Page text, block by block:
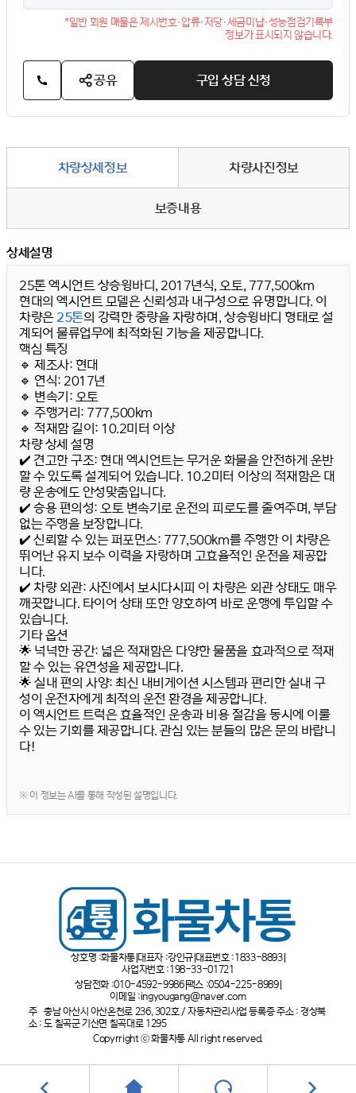
*일반 회원 매물은 제시번호·압류·저당·세금미납·성능점검기록부
정보가 표시되지 않습니다.
공유 구입 상담 신청
차량상세정보 차량사진정보
보증내용
상세설명
25톤 엑시언트 상승윙바디, 2017년식, 오토, 777,500km
현대의엑시언트 모델은 신뢰성과 내구성으로 유명합니다. 이
차량은 25톤의 강력한 중량을 자랑하며, 상승윙바디 형태로 설
계되어 물류업무에 최적화된 기능을 제공합니다.
핵심 특징
🔹제조사: 현대
🔹 연식: 2017년
🔹 변속기: 오토
🔹주행거리: 777,500km
🔹적재함 길이: 10.2미터 이상
차량 상세 설명
✔️견고한 구조: 현대 엑시언트는 무거운 화물을 안전하게 운반
할 수 있도록 설계되어 있습니다. 10.2미터 이상의 적재함은 대
량 운송에도 안성맞춤입니다.
✔️승용 편의성: 오토 변속기로 운전의 피로도를 줄여주며, 부담
없는 주행을 보장합니다.
✔️신뢰할 수 있는 퍼포먼스: 777,500km를 주행한 이 차량은
뛰어난 유지 보수 이력을 자랑하며 고효율적인 운전을 제공합
니다.
✔️ 차량 외관: 사진에서 보시다시피 이 차량은 외관 상태도 매우
깨끗합니다. 타이어 상태 또한 양호하여 바로 운행에 투입할 수
있습니다.
기타 옵션
🌟 넉넉한 공간: 넓은 적재함은 다양한 물품을 효과적으로 적재
할 수 있는 유연성을 제공합니다.
🌟실내 편의 사양: 최신 내비게이션 시스템과 편리한 실내 구
성이 운전자에게 최적의 운전 환경을 제공합니다.
이 엑시언트 트럭은 효율적인 운송과 비용 절감을 동시에 이룰
수 있는 기회를 제공합니다. 관심 있는 분들의 많은 문의 바랍니
다!
※ 이 정보는 AI를 통해 작성된 설명입니다.
상호명 :화물차통 대표자 :강인규 대표번호 :1833-8893
사업자번호 :198-33-01721
상담전화 :010-4592-9986 팩스 :0504-225-8989
이메일 :ingyougang@naver.com
주
소 :
충남 아산시 아산온천로 236, 302호 / 자동차관리사업 등록증 주소 : 경상북
도 칠곡군 기산면 칠곡대로 1295
Copyrright ⓒ 화물차통 All right reserved.